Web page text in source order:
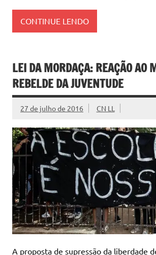
CONTINUE LENDO
LEI DA MORDAÇA: REAÇÃO AO
REBELDE DA JUVENTUDE
27 de julho de 2016 CN LL
A proposta de supressão da liberdade